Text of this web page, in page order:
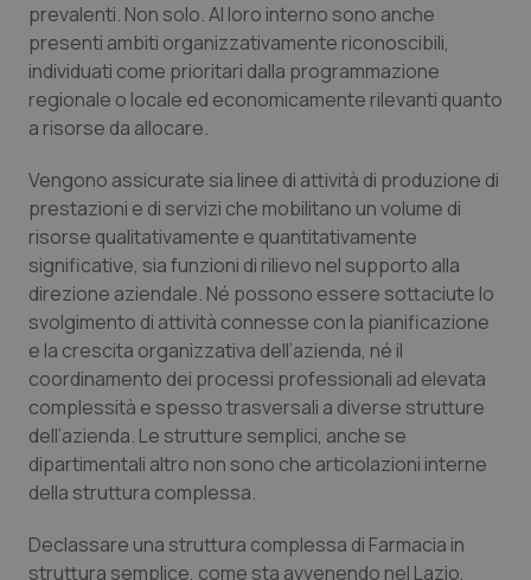
Rene & patologie urogenitali
Salute orale & impianti
Sangue & coagulazione
Tiroide
Tumore al seno
Tumore ovarico
Tumori del Polmone & Testa Collo
Tumori gastrointestinali
Ulcera & Reflusso
Vaccini
prevalenti. Non solo. Al loro interno sono anche
presenti ambiti organizzativamente riconoscibili,
individuati come prioritari dalla programmazione
regionale o locale ed economicamente rilevanti quanto
a risorse da allocare.
Vengono assicurate sia linee di attività di produzione di
prestazioni e di servizi che mobilitano un volume di
risorse qualitativamente e quantitativamente
significative, sia funzioni di rilievo nel supporto alla
direzione aziendale. Né possono essere sottaciute lo
svolgimento di attività connesse con la pianificazione
e la crescita organizzativa dell’azienda, né il
coordinamento dei processi professionali ad elevata
complessità e spesso trasversali a diverse strutture
dell’azienda. Le strutture semplici, anche se
dipartimentali altro non sono che articolazioni interne
della struttura complessa.
Declassare una struttura complessa di Farmacia in
struttura semplice, come sta avvenendo nel Lazio,